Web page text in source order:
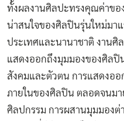
ทั้งผลงานศิลปะทรงคุณค่าขอ
น่าสนใจของศิลปินรุ่นใหม่มา
ประเทศและนานาชาติ งาน
แสดงออกถึงมุมมองของศิลปิ
สังคมและตัวตน การแสดงอ
ภายในของศิลปิน ตลอดจนม
ศิลปกรรม การผสานมุมมองต่